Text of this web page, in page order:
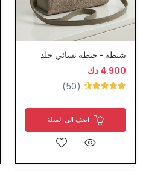
شنطة - جنطة نسائي جلد
4.900 دك
(50)
اضف الى السلة